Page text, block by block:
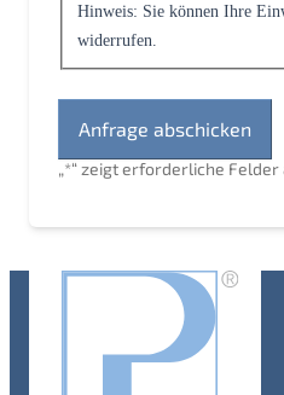
„*“ zeigt erforderliche Felder
Hinweis: Sie können Ihre
widerrufen.